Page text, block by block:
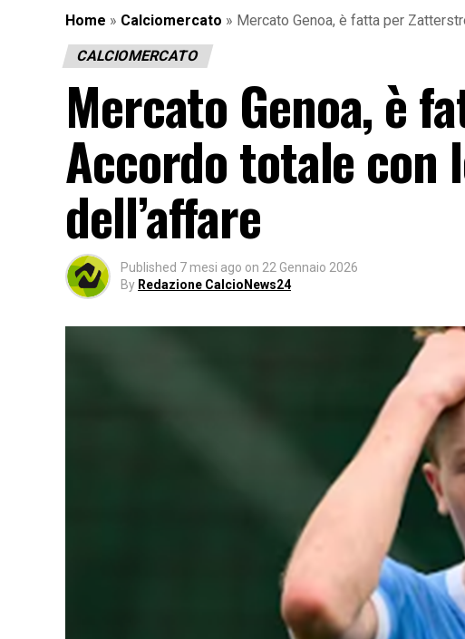
Home » Calciomercato » Mercato Genoa, è fatta per
CALCIOMERCATO
Mercato Genoa, è
Accordo totale con
dell’affare
Published 7 mesi ago on 22 Gennaio 2026
By Redazione CalcioNews24